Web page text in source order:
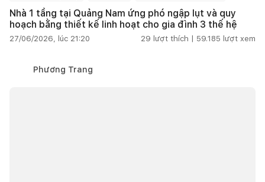
Nhà 1 tầng tại Quảng Nam ứng phó ngập lụt và quy
hoạch bằng thiết kế linh hoạt cho gia đình 3 thế hệ
27/06/2026, lúc 21:20 29 lượt thích | 59.185 lượt xem
Phương Trang